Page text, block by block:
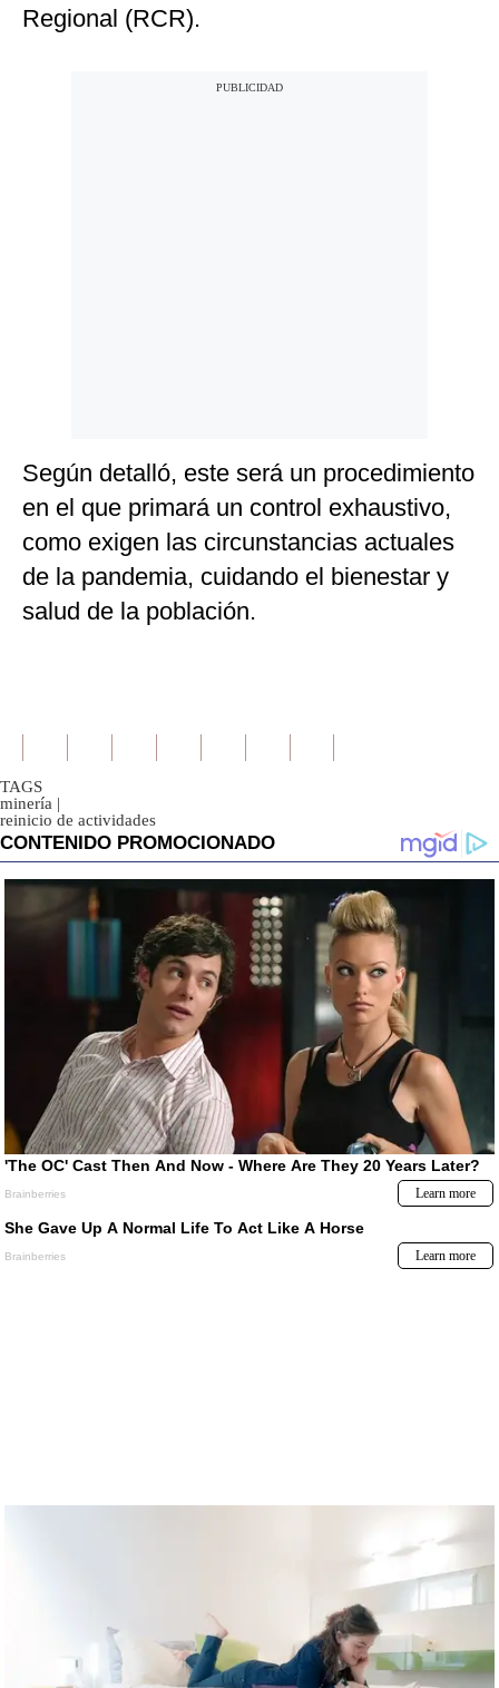
Regional (RCR).
Según detalló, este será un procedimiento
en el que primará un control exhaustivo,
como exigen las circunstancias actuales
de la pandemia, cuidando el bienestar y
salud de la población.
TAGS
minería |
reinicio de actividades